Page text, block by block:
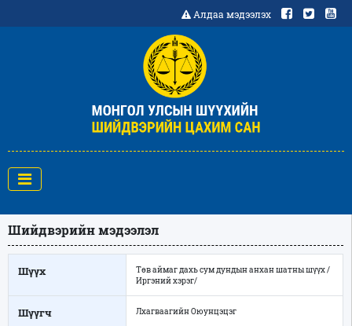
Алдаа мэдээлэх
Шийдвэрийн мэдээлэл
Шүүх
Төв аймаг дахь сум дундын анхан шатны шүүх /
Иргэний хэрэг/
Шүүгч Лхагваагийн Оюунцэцэг